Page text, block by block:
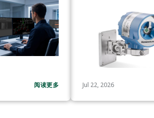
阅读更多 Jul 22, 2026